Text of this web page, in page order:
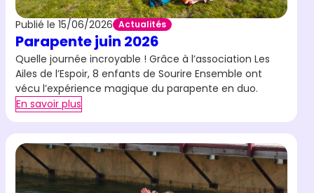
Publié le 15/06/2026 Actualités
Parapente juin 2026
Quelle journée incroyable ! Grâce à l’association Les
Ailes de l’Espoir, 8 enfants de Sourire Ensemble ont
vécu l’expérience magique du parapente en duo.
En savoir plus